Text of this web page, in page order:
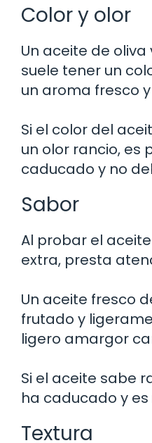
Color y olor
Un aceite de
suele tener un
un aroma fresco
Si el color del
un olor rancio, es
caducado y no
Sabor
Al probar el
extra, presta
Un aceite fresco
frutado y
ligero amargor
Si el aceite sabe
ha caducado y
Textura